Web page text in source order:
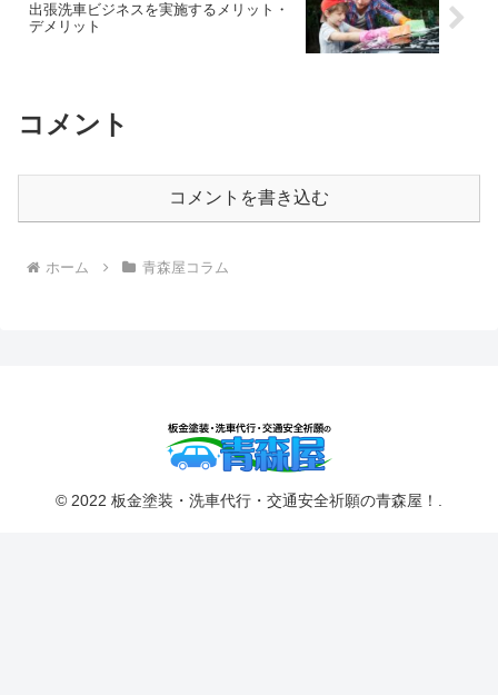
出張洗車ビジネスを実施するメリット・
デメリット
コメント
コメントを書き込む
ホーム 青森屋コラム
© 2022 板金塗装・洗車代行・交通安全祈願の青森屋！.